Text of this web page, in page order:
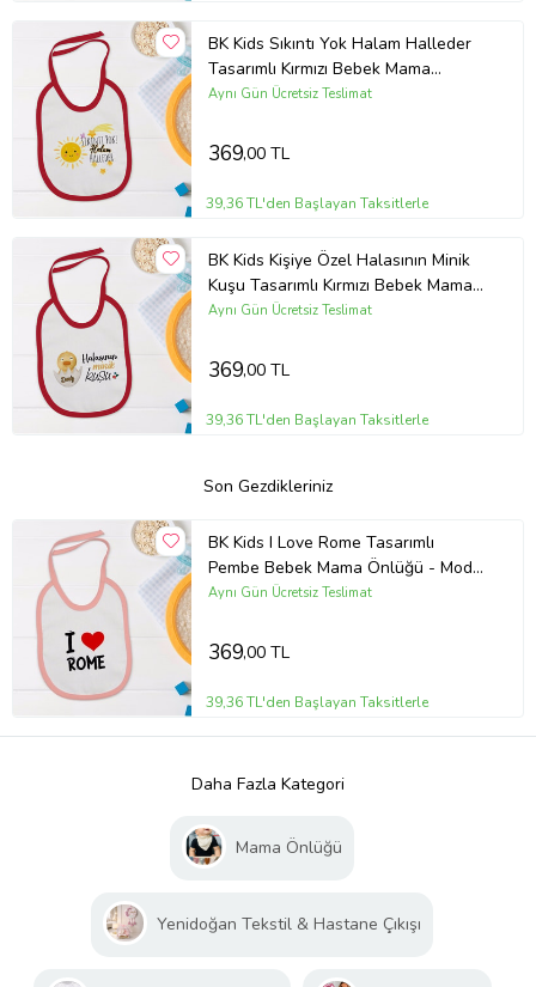
BK Kids Sıkıntı Yok Halam Halleder
Tasarımlı Kırmızı Bebek Mama
Önlüğü-1
Aynı Gün Ücretsiz Teslimat
369,00 TL
39,36 TL'den Başlayan Taksitlerle
BK Kids Kişiye Özel Halasının Minik
Kuşu Tasarımlı Kırmızı Bebek Mama
Önlüğü-1
Aynı Gün Ücretsiz Teslimat
369,00 TL
39,36 TL'den Başlayan Taksitlerle
Son Gezdikleriniz
BK Kids I Love Rome Tasarımlı
Pembe Bebek Mama Önlüğü - Model
1
Aynı Gün Ücretsiz Teslimat
369,00 TL
39,36 TL'den Başlayan Taksitlerle
Daha Fazla Kategori
Mama Önlüğü
Yenidoğan Tekstil & Hastane Çıkışı